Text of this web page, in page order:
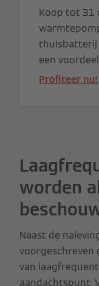
Koop tot 31
thuisbatterij
een
Profiteer nu!
worden
Naast de
voorgeschreven
van
aandachtspunt.